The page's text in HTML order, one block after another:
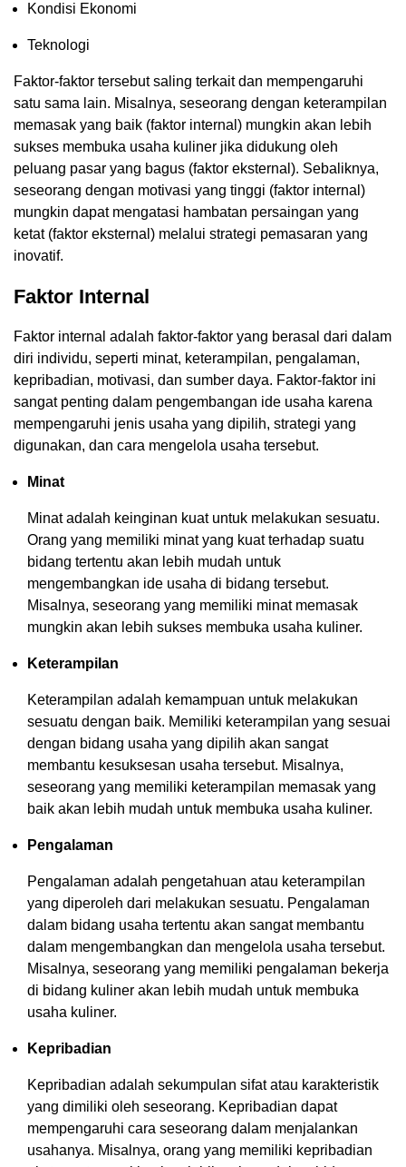
Kondisi Ekonomi
Teknologi
Faktor-faktor tersebut saling terkait dan mempengaruhi
satu sama lain. Misalnya, seseorang dengan keterampilan
memasak yang baik (faktor internal) mungkin akan lebih
sukses membuka usaha kuliner jika didukung oleh
peluang pasar yang bagus (faktor eksternal). Sebaliknya,
seseorang dengan motivasi yang tinggi (faktor internal)
mungkin dapat mengatasi hambatan persaingan yang
ketat (faktor eksternal) melalui strategi pemasaran yang
inovatif.
Faktor Internal
Faktor internal adalah faktor-faktor yang berasal dari dalam
diri individu, seperti minat, keterampilan, pengalaman,
kepribadian, motivasi, dan sumber daya. Faktor-faktor ini
sangat penting dalam pengembangan ide usaha karena
mempengaruhi jenis usaha yang dipilih, strategi yang
digunakan, dan cara mengelola usaha tersebut.
Minat
Minat adalah keinginan kuat untuk melakukan sesuatu.
Orang yang memiliki minat yang kuat terhadap suatu
bidang tertentu akan lebih mudah untuk
mengembangkan ide usaha di bidang tersebut.
Misalnya, seseorang yang memiliki minat memasak
mungkin akan lebih sukses membuka usaha kuliner.
Keterampilan
Keterampilan adalah kemampuan untuk melakukan
sesuatu dengan baik. Memiliki keterampilan yang sesuai
dengan bidang usaha yang dipilih akan sangat
membantu kesuksesan usaha tersebut. Misalnya,
seseorang yang memiliki keterampilan memasak yang
baik akan lebih mudah untuk membuka usaha kuliner.
Pengalaman
Pengalaman adalah pengetahuan atau keterampilan
yang diperoleh dari melakukan sesuatu. Pengalaman
dalam bidang usaha tertentu akan sangat membantu
dalam mengembangkan dan mengelola usaha tersebut.
Misalnya, seseorang yang memiliki pengalaman bekerja
di bidang kuliner akan lebih mudah untuk membuka
usaha kuliner.
Kepribadian
Kepribadian adalah sekumpulan sifat atau karakteristik
yang dimiliki oleh seseorang. Kepribadian dapat
mempengaruhi cara seseorang dalam menjalankan
usahanya. Misalnya, orang yang memiliki kepribadian